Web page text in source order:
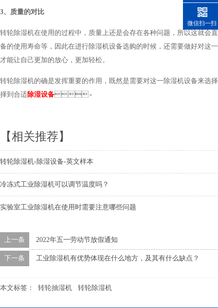
3、质量的对比
转轮除湿机在使用的过程中，质量上还是会存在各种问题，所以这就
备的使用寿命等，因此在进行除湿机设备选购的时候，还需要做好对
才能让自己更加的放心，更加轻松。
转轮除湿机的确是发挥重要的作用，既然是需要对这一除湿机设备来选择的
择到合适除湿设备。
【相关推荐】
转轮除湿机-除湿设备-英文样本
冷冻式工业除湿机可以调节温度吗？
实验室工业除湿机在使用时需要注意哪些问题
上一条 2022年五一劳动节放假通知
下一条 工业除湿机有优势体现在什么地方，及其有什么缺点？
本文标签： 转轮抽湿机 转轮除湿机
微信扫一扫